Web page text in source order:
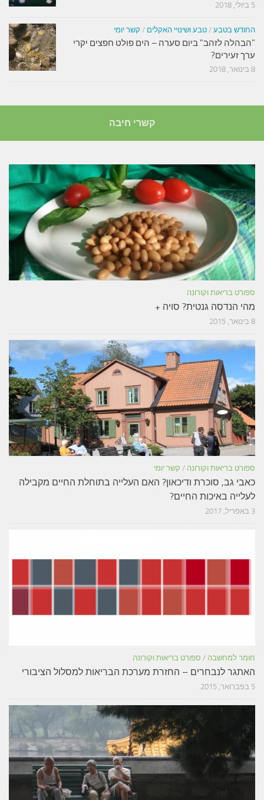
5 ביולי, 2018
החודש בטבע / טבע ושינויי האקלים / קשר יומי
"הבהלה לזהב" ביום סערה – הים פולט חפצים יקרי
ערך זעירים?
8 בינואר, 2018
קשרי חיבה
ספורט בריאות וקורונה
מהי הנדסה גנטית? סויה +
8 בינואר, 2015
ספורט בריאות וקורונה / קשר יומי
כאבי גב, סוכרת ודיכאון? האם העלייה בתוחלת החיים מקבילה
לעלייה באיכות החיים?
3 באפריל, 2017
חומר למחשבה / ספורט בריאות וקורונה
האתגר לנבחרים – החזרת מערכת הבריאות למסלול הציבורי
5 בפברואר, 2015